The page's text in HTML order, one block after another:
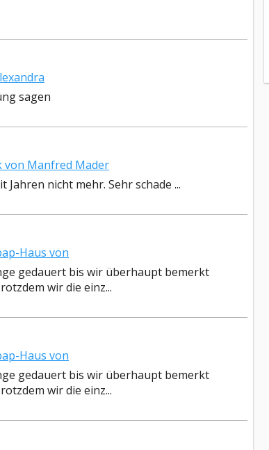
sagen
von Manfred Mader
nicht mehr. Sehr schade ...
Haus von
gedauert bis wir überhaupt bemerkt
wir die einz...
Haus von
gedauert bis wir überhaupt bemerkt
wir die einz...